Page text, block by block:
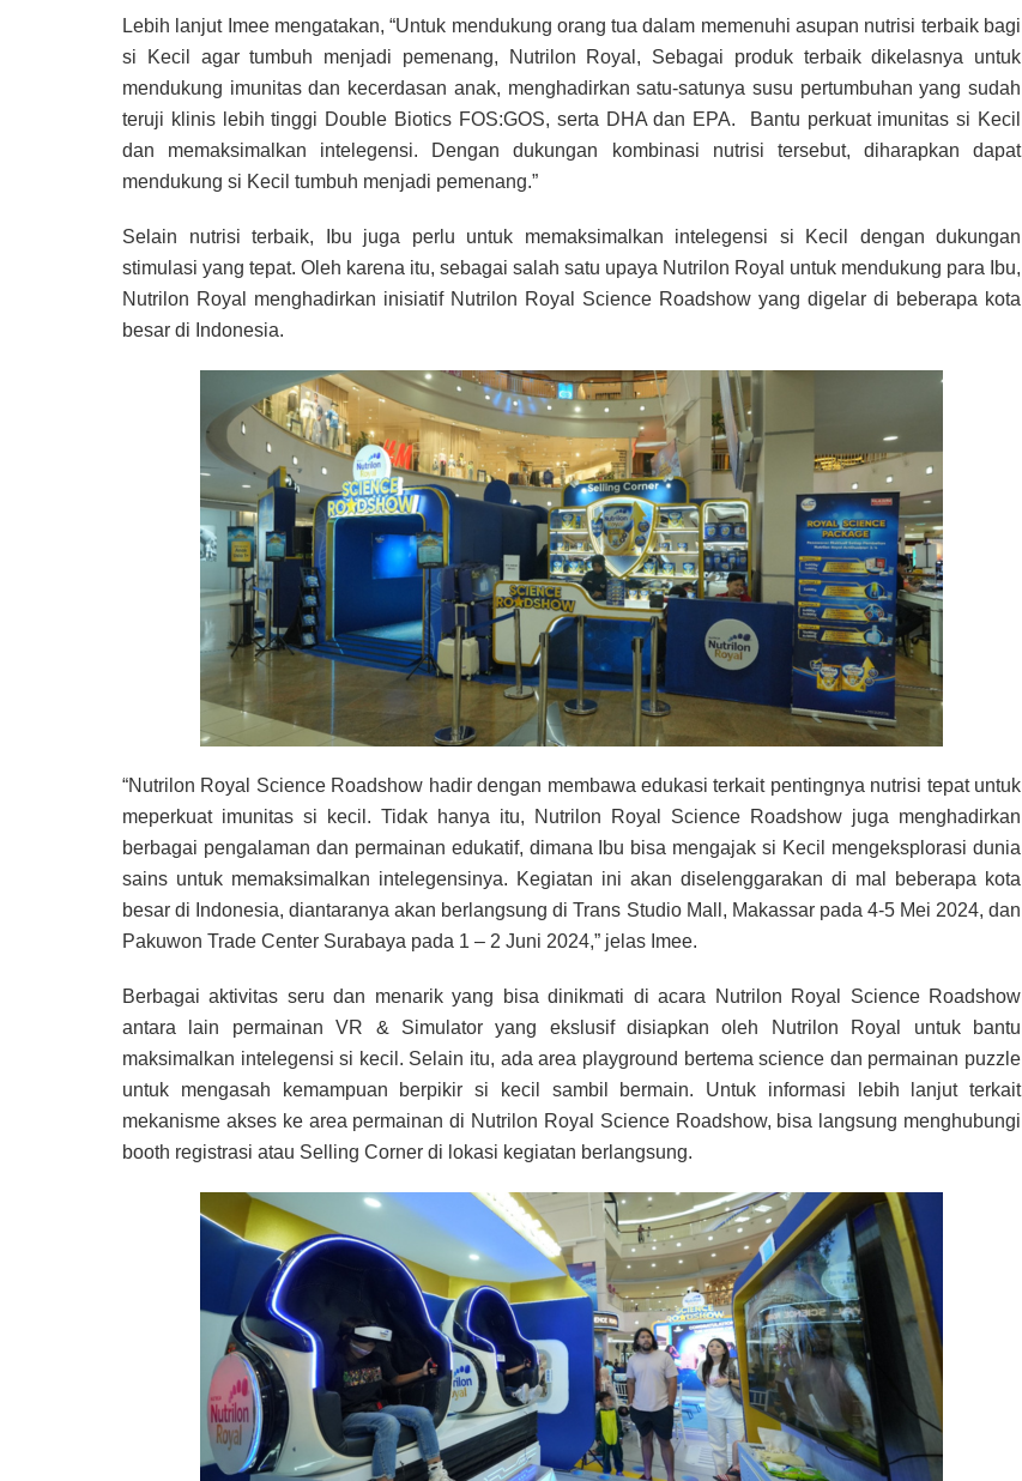
Lebih lanjut Imee mengatakan, “Untuk mendukung orang tua dalam memenuhi asupan nutrisi terbaik bagi
si Kecil agar tumbuh menjadi pemenang, Nutrilon Royal, Sebagai produk terbaik dikelasnya untuk
mendukung imunitas dan kecerdasan anak, menghadirkan satu-satunya susu pertumbuhan yang sudah
teruji klinis lebih tinggi Double Biotics FOS:GOS, serta DHA dan EPA. Bantu perkuat imunitas si Kecil
dan memaksimalkan intelegensi. Dengan dukungan kombinasi nutrisi tersebut, diharapkan dapat
mendukung si Kecil tumbuh menjadi pemenang.”
Selain nutrisi terbaik, Ibu juga perlu untuk memaksimalkan intelegensi si Kecil dengan dukungan
stimulasi yang tepat. Oleh karena itu, sebagai salah satu upaya Nutrilon Royal untuk mendukung para Ibu,
Nutrilon Royal menghadirkan inisiatif Nutrilon Royal Science Roadshow yang digelar di beberapa kota
besar di Indonesia.
“Nutrilon Royal Science Roadshow hadir dengan membawa edukasi terkait pentingnya nutrisi tepat untuk
meperkuat imunitas si kecil. Tidak hanya itu, Nutrilon Royal Science Roadshow juga menghadirkan
berbagai pengalaman dan permainan edukatif, dimana Ibu bisa mengajak si Kecil mengeksplorasi dunia
sains untuk memaksimalkan intelegensinya. Kegiatan ini akan diselenggarakan di mal beberapa kota
besar di Indonesia, diantaranya akan berlangsung di Trans Studio Mall, Makassar pada 4-5 Mei 2024, dan
Pakuwon Trade Center Surabaya pada 1 – 2 Juni 2024,” jelas Imee.
Berbagai aktivitas seru dan menarik yang bisa dinikmati di acara Nutrilon Royal Science Roadshow
antara lain permainan VR & Simulator yang ekslusif disiapkan oleh Nutrilon Royal untuk bantu
maksimalkan intelegensi si kecil. Selain itu, ada area playground bertema science dan permainan puzzle
untuk mengasah kemampuan berpikir si kecil sambil bermain. Untuk informasi lebih lanjut terkait
mekanisme akses ke area permainan di Nutrilon Royal Science Roadshow, bisa langsung menghubungi
booth registrasi atau Selling Corner di lokasi kegiatan berlangsung.